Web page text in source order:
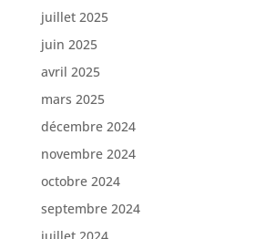
juillet 2025
juin 2025
avril 2025
mars 2025
décembre 2024
novembre 2024
octobre 2024
septembre 2024
juillet 2024